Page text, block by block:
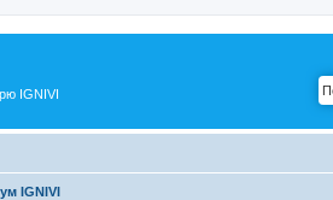
IGNIVI
IGNIVI